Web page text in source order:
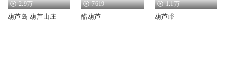
2.9万
葫芦岛-葫芦山庄
7619
醋葫芦
1.1万
葫芦峪